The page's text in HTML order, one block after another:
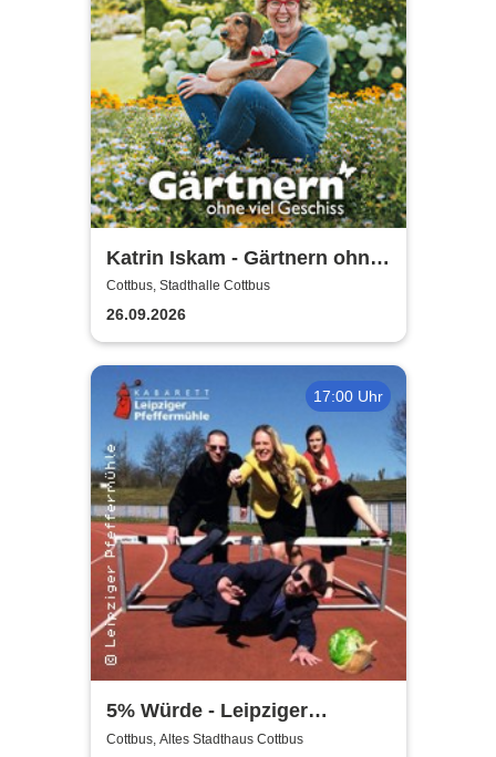
Katrin Iskam - Gärtnern ohne
viel Geschiss
Cottbus, Stadthalle Cottbus
26.09.2026
17:00 Uhr
5% Würde - Leipziger
Pfeffermühle
Cottbus, Altes Stadthaus Cottbus